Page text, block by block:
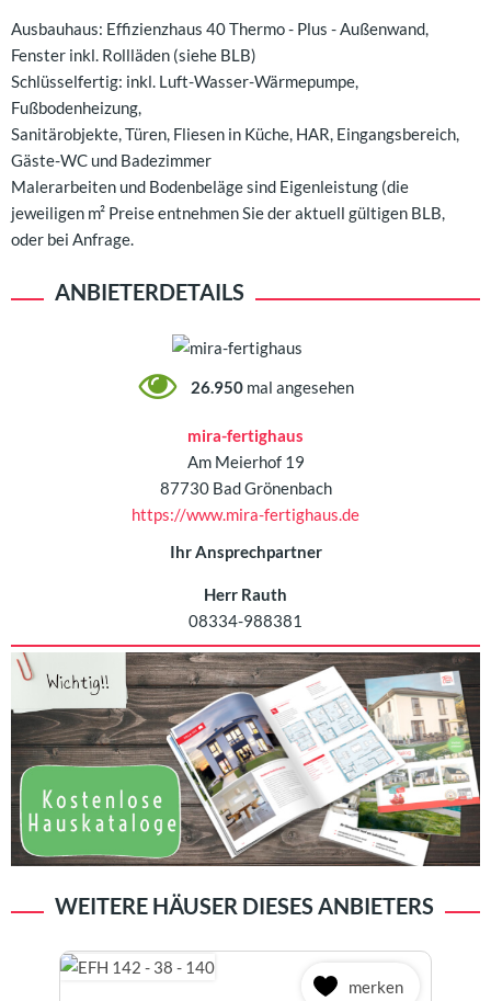
Ausbauhaus: Effizienzhaus 40 Thermo - Plus - Außenwand,
Fenster inkl. Rollläden (siehe BLB)
Schlüsselfertig: inkl. Luft-Wasser-Wärmepumpe,
Fußbodenheizung,
Sanitärobjekte, Türen, Fliesen in Küche, HAR, Eingangsbereich,
Gäste-WC und Badezimmer
Malerarbeiten und Bodenbeläge sind Eigenleistung (die
jeweiligen m² Preise entnehmen Sie der aktuell gültigen BLB,
oder bei Anfrage.
ANBIETERDETAILS
26.950mal angesehen
mira-fertighaus
Am Meierhof 19
87730 Bad Grönenbach
https://www.mira-fertighaus.de
Ihr Ansprechpartner
Herr Rauth
08334-988381
WEITERE HÄUSER DIESES ANBIETERS
merken